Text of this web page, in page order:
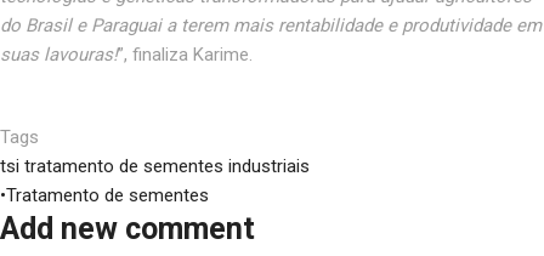
do Brasil e Paraguai a terem mais rentabilidade e produtividade em
suas lavouras!”, finaliza Karime.
Tags
tsi tratamento de sementes industriais
•Tratamento de sementes
Add new comment